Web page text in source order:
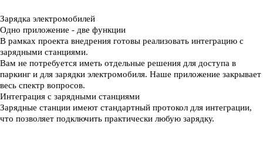
Зарядка электромобилей
Одно приложение - две функции
В рамках проекта внедрения готовы реализовать интеграцию с
зарядными станциями.
Вам не потребуется иметь отдельные решения для доступа в
паркинг и для зарядки электромобиля. Наше приложение закрывает
весь спектр вопросов.
Интеграция с зарядными станциями
Зарядные станции имеют стандартный протокол для интеграции,
что позволяет подключить практически любую зарядку.